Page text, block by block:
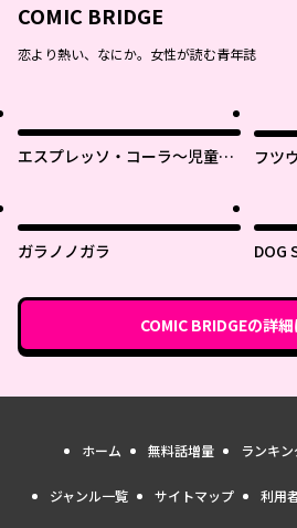
COMIC BRIDGE
恋より熱い、なにか。女性が読む青年誌
エスプレッソ・コーラ～児童発
フツ
ガラノノガラ DOG
COMIC BRIDGEの詳細
ホーム 無料話増量 ランキ
ジャンル一覧 サイトマップ 利用